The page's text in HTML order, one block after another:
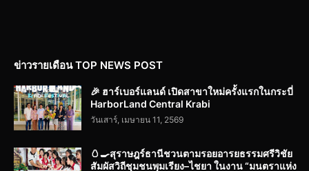
ข่าวรายเดือน TOP NEWS POST
🎉 ฮาร์เบอร์แลนด์ เปิดสาขาใหม่ครั้งแรกในกระบี่
HarborLand Central Krabi
วันเสาร์, เมษายน 11, 2569
🥚🍳สุราษฎร์ธานีชวนตามรอยอารยธรรมศรีวิชัย
สัมผัสวิถีชุมชนพุมเรียง–ไชยา ในงาน “มนตราแห่ง